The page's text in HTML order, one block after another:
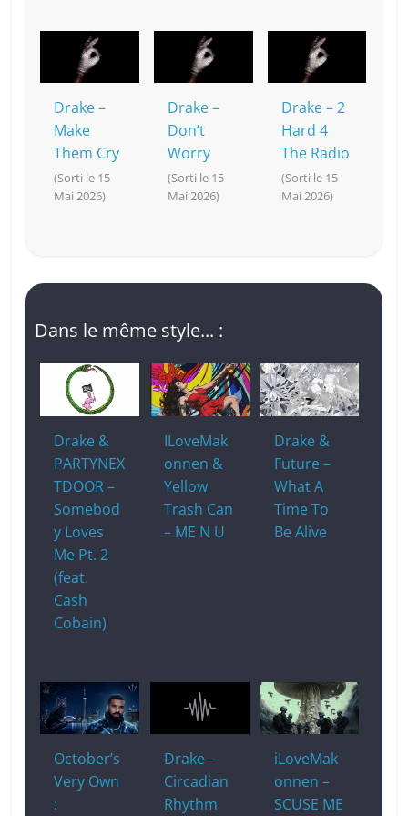
Drake –
Make
Them Cry
(Sorti le 15
Mai 2026)
Drake –
Don’t
Worry
(Sorti le 15
Mai 2026)
Drake – 2
Hard 4
The Radio
(Sorti le 15
Mai 2026)
Dans le même style... :
Drake &
PARTYNEX
TDOOR –
Somebod
y Loves
Me Pt. 2
(feat.
Cash
Cobain)
ILoveMak
onnen &
Yellow
Trash Can
– ME N U
Drake &
Future –
What A
Time To
Be Alive
October’s
Very Own
:
Drake –
Circadian
Rhythm
iLoveMak
onnen –
SCUSE ME